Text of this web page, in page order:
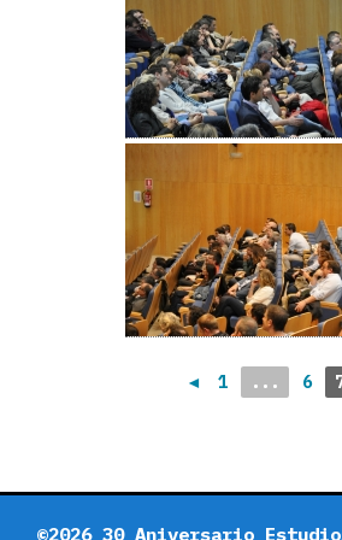
◄ 1 ... 6
©2026 30 Aniversario